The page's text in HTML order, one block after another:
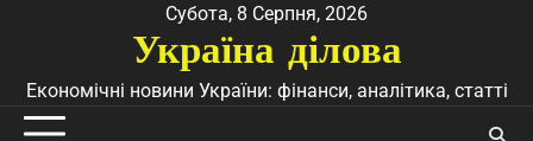
Субота, 8 Серпня, 2026
Україна ділова
Економічні новини України: фінанси, аналітика, статті